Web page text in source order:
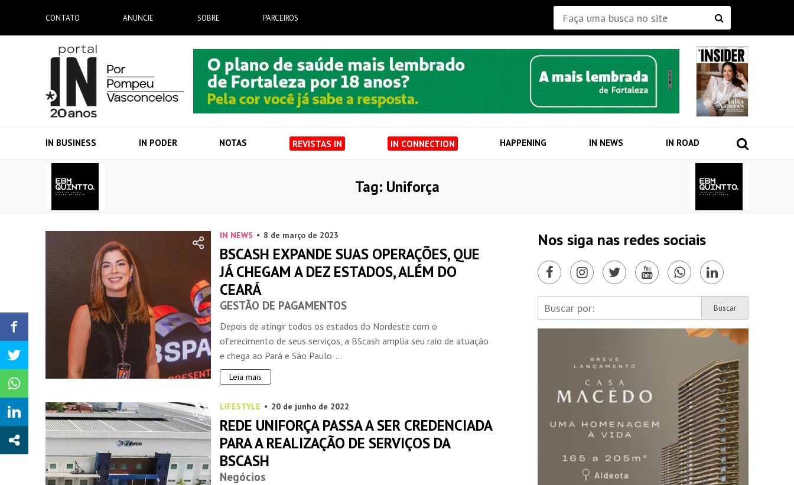
CONTATO ANUNCIE SOBRE PARCEIROS
IN BUSINESS IN PODER NOTAS REVISTAS IN IN CONNECTION HAPPENING IN NEWS IN ROAD
Tag: Uniforça
IN NEWS 8 de março de 2023
BSCASH EXPANDE SUAS OPERAÇÕES, QUE
JÁ CHEGAM A DEZ ESTADOS, ALÉM DO
CEARÁ
GESTÃO DE PAGAMENTOS
Depois de atingir todos os estados do Nordeste com o
oferecimento de seus serviços, a BScash amplia seu raio de atuação
e chega ao Pará e São Paulo. ...
Leia mais
LIFESTYLE 20 de junho de 2022
REDE UNIFORÇA PASSA A SER CREDENCIADA
PARA A REALIZAÇÃO DE SERVIÇOS DA
BSCASH
Negócios
Nos siga nas redes sociais